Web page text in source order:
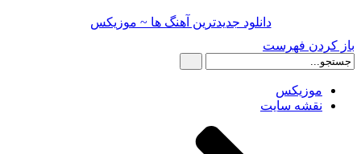
دانلود جدیدترین آهنگ ها ~ موزیکس
باز کردن فهرست
موزیکس
نقشه سایت